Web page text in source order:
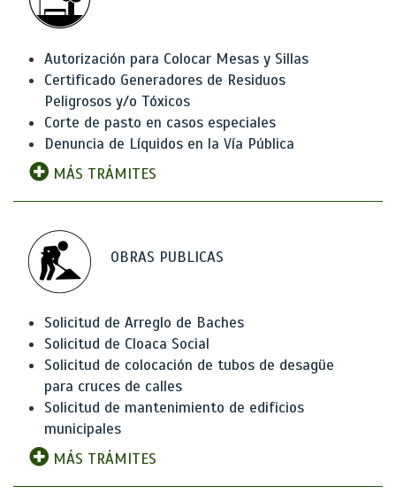
Autorización para Colocar Mesas y Sillas
Certificado Generadores de Residuos
Peligrosos y/o Tóxicos
Corte de pasto en casos especiales
Denuncia de Líquidos en la Vía Pública
MÁS TRÁMITES
OBRAS PUBLICAS
Solicitud de Arreglo de Baches
Solicitud de Cloaca Social
Solicitud de colocación de tubos de desagüe
para cruces de calles
Solicitud de mantenimiento de edificios
municipales
MÁS TRÁMITES